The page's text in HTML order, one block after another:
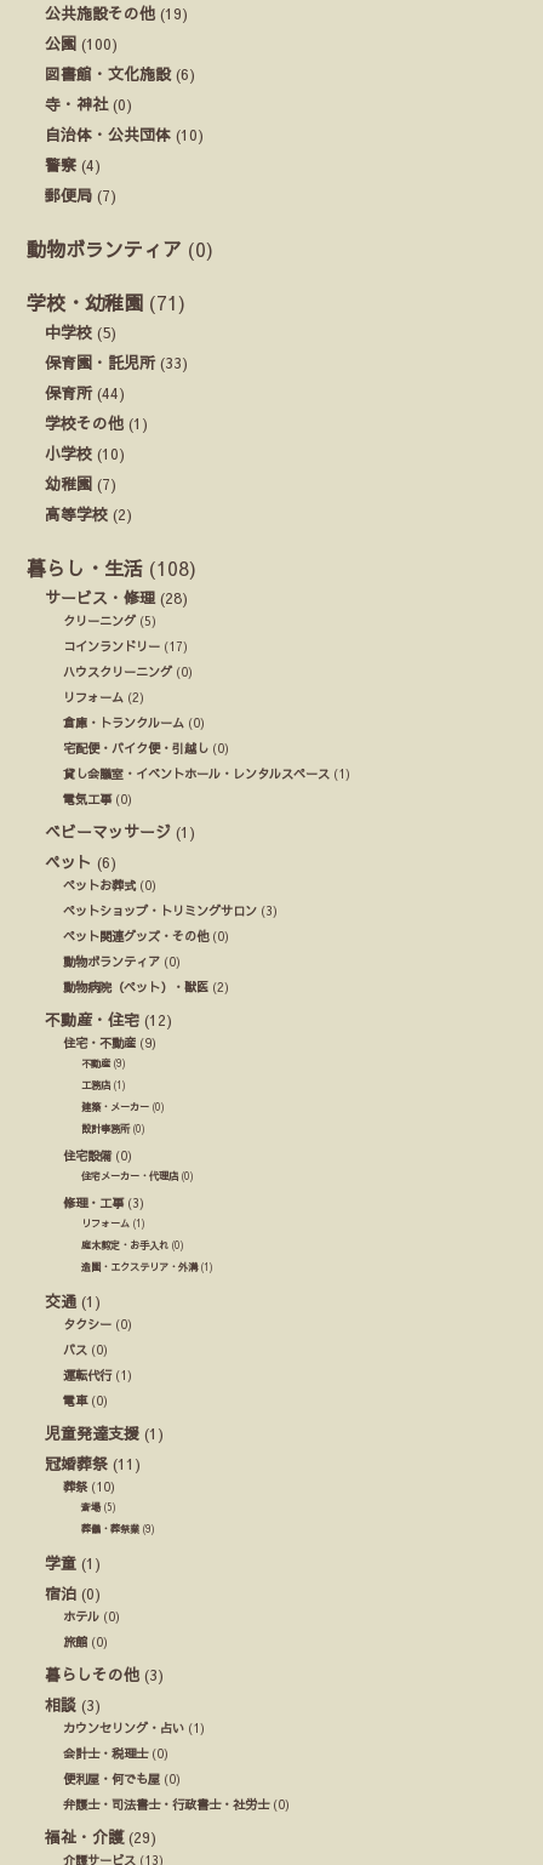
公共施設その他 (19)
公園 (100)
図書館・文化施設(6)
寺・神社(0)
自治体・公共団体 (10)
警察 (4)
郵便局 (7)
動物ボランティア (0)
学校・幼稚園 (71)
中学校 (5)
保育園・託児所(33)
保育所(44)
学校その他 (1)
小学校 (10)
幼稚園 (7)
高等学校 (2)
暮らし・生活 (108)
サービス・修理 (28)
クリーニング(5)
コインランドリー (17)
ハウスクリーニング(0)
リフォーム (2)
倉庫・トランクルーム (0)
宅配便・バイク便・引越し (0)
貸し会議室・イベントホール・レンタルスペース (1)
電気工事(0)
ベビーマッサージ (1)
ペット (6)
ペットお葬式(0)
ペットショップ・トリミングサロン (3)
ペット関連グッズ・その他(0)
動物ボランティア (0)
動物病院（ペット）・獣医 (2)
不動産・住宅 (12)
住宅・不動産 (9)
不動産 (9)
工務店 (1)
建築・メーカー (0)
設計事務所(0)
住宅設備(0)
住宅メーカー・代理店 (0)
修理・工事(3)
リフォーム (1)
庭木剪定・お手入れ (0)
造園・エクステリア・外溝(1)
交通 (1)
タクシー (0)
バス (0)
運転代行(1)
電車(0)
児童発達支援 (1)
冠婚葬祭 (11)
葬祭(10)
斎場(5)
葬儀・葬祭業 (9)
学童 (1)
宿泊 (0)
ホテル (0)
旅館 (0)
暮らしその他 (3)
相談 (3)
カウンセリング・占い (1)
会計士・税理士(0)
便利屋・何でも屋 (0)
弁護士・司法書士・行政書士・社労士(0)
福祉・介護(29)
介護サービス (13)